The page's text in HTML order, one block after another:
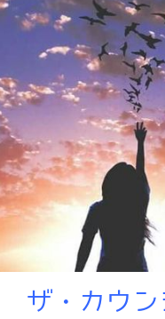
ザ・カウン